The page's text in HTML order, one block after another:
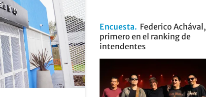
Encuesta
Federico Achával,
primero en el ranking de
intendentes